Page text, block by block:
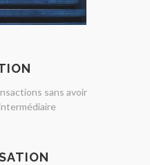
sans avoir